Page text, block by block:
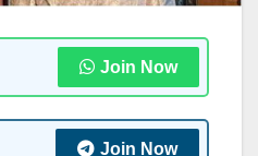
Join Now
Join Now